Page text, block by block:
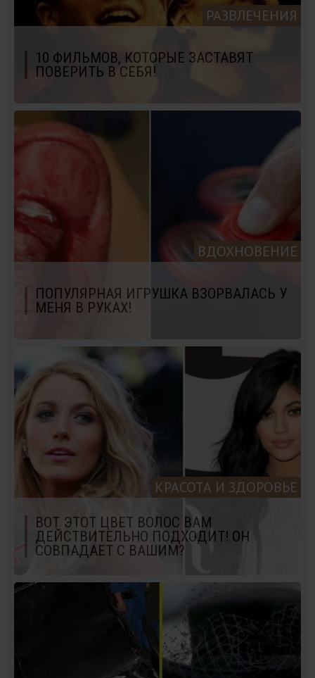
РАЗВЛЕЧЕНИЯ
10 ФИЛЬМОВ, КОТОРЫЕ ЗАСТАВЯТ
ПОВЕРИТЬ В СЕБЯ!
ВДОХНОВЕНИЕ
ПОПУЛЯРНАЯ ИГРУШКА ВЗОРВАЛАСЬ У
МЕНЯ В РУКАХ!
КРАСОТА И ЗДОРОВЬЕ
ВОТ ЭТОТ ЦВЕТ ВОЛОС ВАМ
ДЕЙСТВИТЕЛЬНО ПОДХОДИТ! ОН
СОВПАДАЕТ С ВАШИМ?